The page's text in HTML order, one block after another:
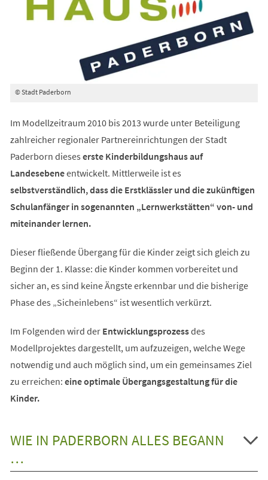
© Stadt Paderborn
Im Modellzeitraum 2010 bis 2013 wurde unter Beteiligung
zahlreicher regionaler Partnereinrichtungen der Stadt
Paderborn dieses erste Kinderbildungshaus auf
Landesebeneentwickelt. Mittlerweile ist es
selbstverständlich, dass die Erstklässler und die zukünftigen
Schulanfänger in sogenannten „Lernwerkstätten“ von- und
miteinander lernen.
Dieser fließende Übergang für die Kinder zeigt sich gleich zu
Beginn der 1. Klasse: die Kinder kommen vorbereitet und
sicher an, es sind keine Ängste erkennbar und die bisherige
Phase des „Sicheinlebens“ ist wesentlich verkürzt.
Im Folgenden wird der Entwicklungsprozessdes
Modellprojektes dargestellt, um aufzuzeigen, welche Wege
notwendig und auch möglich sind, um ein gemeinsames Ziel
zu erreichen: eine optimale Übergangsgestaltung für die
Kinder.
WIE IN PADERBORN ALLES BEGANN
…